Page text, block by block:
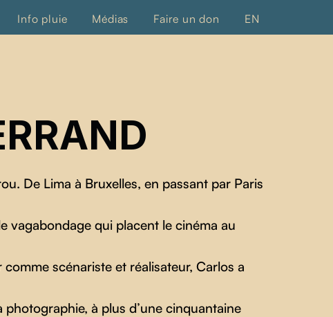
Info pluie Médias Faire un don EN
De Lima à Bruxelles, en passant par Paris
vagabondage qui placent le cinéma au
scénariste et réalisateur, Carlos a
à plus d’une cinquantaine